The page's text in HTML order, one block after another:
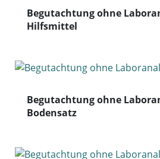
Begutachtung ohne
Hilfsmittel
Begutachtung ohne
Bodensatz